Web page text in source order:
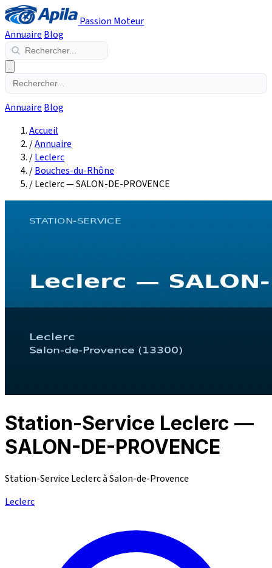
Passion Moteur
Annuaire Blog
Annuaire Blog
Accueil
/Annuaire
/Leclerc
/Bouches-du-Rhône
/Leclerc — SALON-DE-PROVENCE
Station-Service Leclerc —
SALON-DE-PROVENCE
Station-Service Leclerc à Salon-de-Provence
Leclerc